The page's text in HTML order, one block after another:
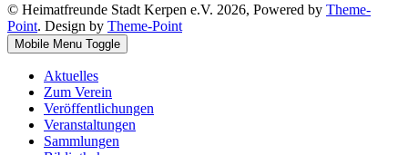
© Heimatfreunde Stadt Kerpen e.V. 2026, Powered by Theme-
Point. Design by Theme-Point
Mobile Menu Toggle
Aktuelles
Zum Verein
Veröffentlichungen
Veranstaltungen
Sammlungen